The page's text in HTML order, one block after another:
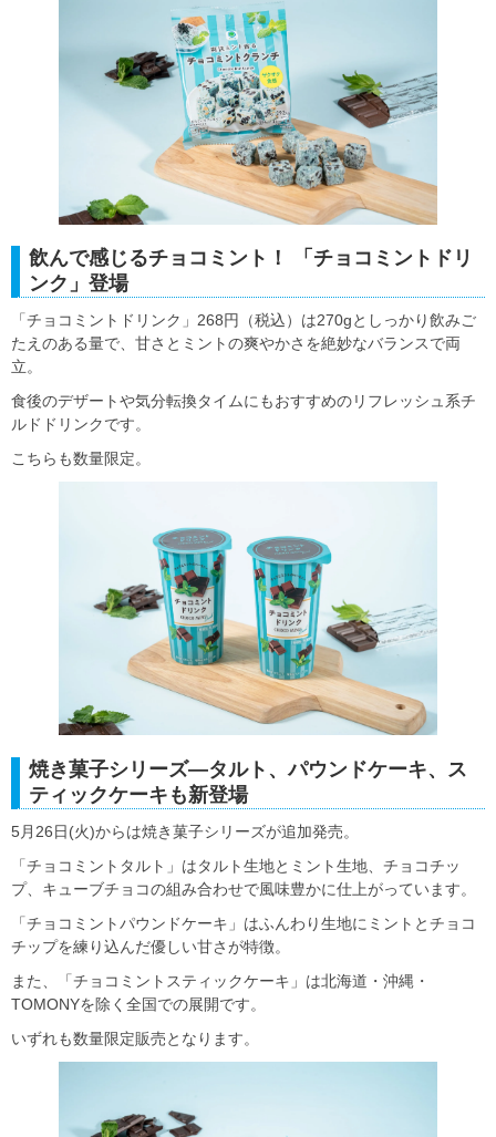
飲んで感じるチョコミント！ 「チョコミントドリ
ンク」登場
「チョコミントドリンク」268円（税込）は270gとしっかり飲みご
たえのある量で、甘さとミントの爽やかさを絶妙なバランスで両
立。
食後のデザートや気分転換タイムにもおすすめのリフレッシュ系チ
ルドドリンクです。
こちらも数量限定。
焼き菓子シリーズ―タルト、パウンドケーキ、ス
ティックケーキも新登場
5月26日(火)からは焼き菓子シリーズが追加発売。
「チョコミントタルト」はタルト生地とミント生地、チョコチッ
プ、キューブチョコの組み合わせで風味豊かに仕上がっています。
「チョコミントパウンドケーキ」はふんわり生地にミントとチョコ
チップを練り込んだ優しい甘さが特徴。
また、「チョコミントスティックケーキ」は北海道・沖縄・
TOMONYを除く全国での展開です。
いずれも数量限定販売となります。